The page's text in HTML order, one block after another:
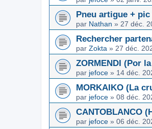
Pneu artigue + pic
par Nathan » 27 déc.
Rechercher
par Zokta » 27 déc.
ZORMENDI (Por
par jefoce » 14 déc.
MORKAIKO (La
par jefoce » 08 déc.
CANTOBLANCO
par jefoce » 06 déc.